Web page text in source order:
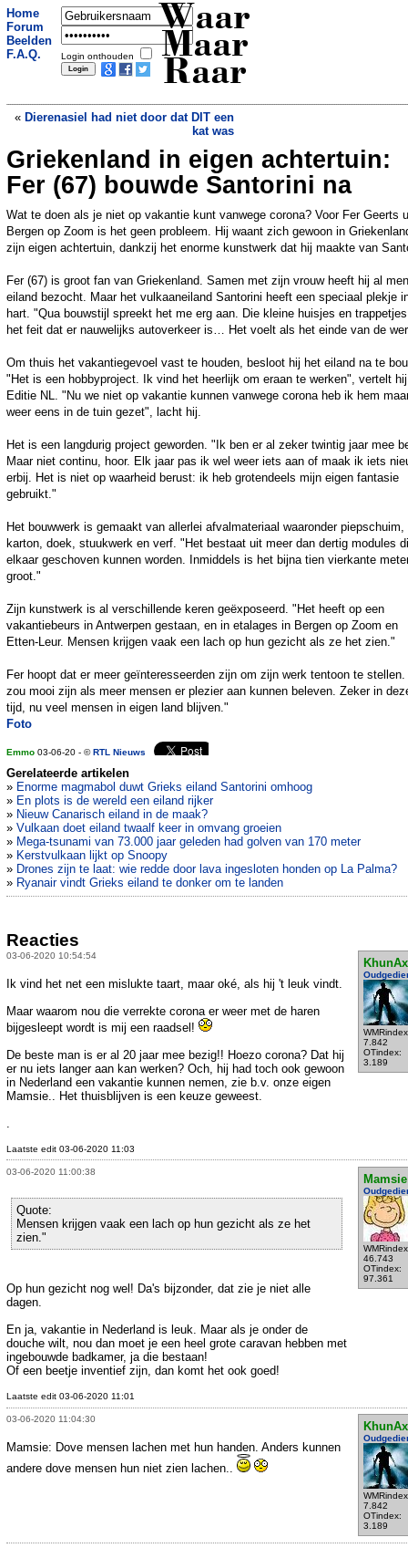
Home
Forum
Beelden
F.A.Q.
Login onthouden
Waar
Maar
Raar
« Dierenasiel had niet door dat DIT een
kat was
Driehoog achter zonder balkon? Neem
een deeltuin»
Griekenland in eigen achtertuin:
Fer (67) bouwde Santorini na
Wat te doen als je niet op vakantie kunt vanwege corona? Voor Fer Geerts
Bergen op Zoom is het geen probleem. Hij waant zich gewoon in
zijn eigen achtertuin, dankzij het enorme kunstwerk dat hij maakte van
Fer (67) is groot fan van Griekenland. Samen met zijn vrouw heeft hij al
eiland bezocht. Maar het vulkaaneiland Santorini heeft een speciaal plekje
hart. "Qua bouwstijl spreekt het me erg aan. Die kleine huisjes en
het feit dat er nauwelijks autoverkeer is… Het voelt als het einde van de
Om thuis het vakantiegevoel vast te houden, besloot hij het eiland na te
"Het is een hobbyproject. Ik vind het heerlijk om eraan te werken", vertelt
Editie NL. "Nu we niet op vakantie kunnen vanwege corona heb ik hem
weer eens in de tuin gezet", lacht hij.
Het is een langdurig project geworden. "Ik ben er al zeker twintig jaar mee
Maar niet continu, hoor. Elk jaar pas ik wel weer iets aan of maak ik iets
erbij. Het is niet op waarheid berust: ik heb grotendeels mijn eigen fantasie
gebruikt."
Het bouwwerk is gemaakt van allerlei afvalmateriaal waaronder piepschuim,
karton, doek, stuukwerk en verf. "Het bestaat uit meer dan dertig modules
elkaar geschoven kunnen worden. Inmiddels is het bijna tien vierkante
groot."
Zijn kunstwerk is al verschillende keren geëxposeerd. "Het heeft op een
vakantiebeurs in Antwerpen gestaan, en in etalages in Bergen op Zoom en
Etten-Leur. Mensen krijgen vaak een lach op hun gezicht als ze het zien."
Fer hoopt dat er meer geïnteresseerden zijn om zijn werk tentoon te
zou mooi zijn als meer mensen er plezier aan kunnen beleven. Zeker in
tijd, nu veel mensen in eigen land blijven."
Foto
Emmo 03-06-20 - ©RTL Nieuws
Gerelateerde artikelen
» Enorme magmabol duwt Grieks eiland Santorini omhoog
» En plots is de wereld een eiland rijker
» Nieuw Canarisch eiland in de maak?
» Vulkaan doet eiland twaalf keer in omvang groeien
» Mega-tsunami van 73.000 jaar geleden had golven van 170 meter
» Kerstvulkaan lijkt op Snoopy
» Drones zijn te laat: wie redde door lava ingesloten honden op La Palma?
» Ryanair vindt Grieks eiland te donker om te landen
Reacties
03-06-2020 10:54:54
7.842
OTindex:
3.189
Ik vind het net een mislukte taart, maar oké, als hij 't leuk vindt.
Maar waarom nou die verrekte corona er weer met de haren
bijgesleept wordt is mij een raadsel!
De beste man is er al 20 jaar mee bezig!! Hoezo corona? Dat hij
er nu iets langer aan kan werken? Och, hij had toch ook gewoon
in Nederland een vakantie kunnen nemen, zie b.v. onze eigen
Mamsie.. Het thuisblijven is een keuze geweest.
Laatste edit 03-06-2020 11:03
03-06-2020 11:00:38
Mamsie
46.743
OTindex:
97.361
Quote:
Mensen krijgen vaak een lach op hun gezicht als ze het
zien."
Op hun gezicht nog wel! Da's bijzonder, dat zie je niet alle
dagen.
En ja, vakantie in Nederland is leuk. Maar als je onder de
douche wilt, nou dan moet je een heel grote caravan hebben met
ingebouwde badkamer, ja die bestaan!
Of een beetje inventief zijn, dan komt het ook goed!
Laatste edit 03-06-2020 11:01
03-06-2020 11:04:30
7.842
OTindex:
3.189
Mamsie: Dove mensen lachen met hun handen. Anders kunnen
andere dove mensen hun niet zien lachen..